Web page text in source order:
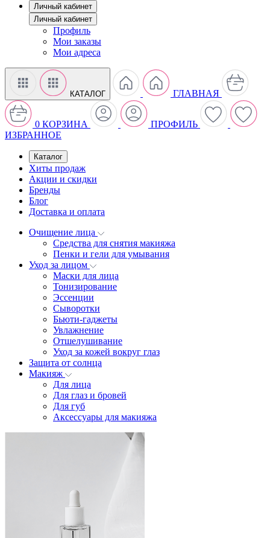
Личный кабинет
Личный кабинет
Профиль
Мои заказы
Мои адреса
КАТАЛОГ ГЛАВНАЯ
0 КОРЗИНА
ПРОФИЛЬ
ИЗБРАННОЕ
Каталог
Хиты продаж
Акции и скидки
Бренды
Блог
Доставка и оплата
Очищение лица
Средства для снятия макияжа
Пенки и гели для умывания
Уход за лицом
Маски для лица
Тонизирование
Эссенции
Сыворотки
Бьюти-гаджеты
Увлажнение
Отшелушивание
Уход за кожей вокруг глаз
Защита от солнца
Макияж
Для лица
Для глаз и бровей
Для губ
Аксессуары для макияжа